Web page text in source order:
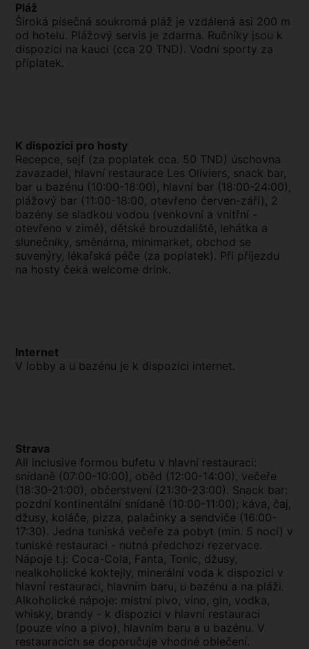
Pláž
Široká písečná soukromá pláž je vzdálená asi 200 m
od hotelu. Plážový servis je zdarma. Ručníky jsou k
dispozici na kauci (cca 20 TND). Vodní sporty za
příplatek.
K dispozici pro hosty
Recepce, sejf (za poplatek cca. 50 TND) úschovna
zavazadel, hlavní restaurace Les Oliviers, snack bar,
bar u bazénu (10:00-18:00), hlavní bar (18:00-24:00),
plážový bar (11:00-18:00, otevřeno červen-září), 2
bazény se sladkou vodou (venkovní a vnitřní -
otevřeno v zimě), dětské brouzdaliště, lehátka a
slunečníky, směnárna, minimarket, obchod se
suvenýry, lékařská péče (za poplatek). Při příjezdu
na hosty čeká welcome drink.
Internet
V lobby a u bazénu je k dispozici internet.
Strava
All inclusive formou bufetu v hlavní restauraci:
snídaně (07:00-10:00), oběd (12:00-14:00), večeře
(18:30-21:00), občerstvení (21:30-23:00). Snack bar:
pozdní kontinentální snídaně (10:00-11:00); káva, čaj,
džusy, koláče, pizza, palačinky a sendviče (16:00-
17:30). Jedna tuniská večeře za pobyt (min. 5 nocí) v
tuniské restauraci - nutná předchozí rezervace.
Nápoje t.j: Coca-Cola, Fanta, Tonic, džusy,
nealkoholické koktejly, minerální voda k dispozici v
hlavní restauraci, hlavním baru, u bazénu a na pláži.
Alkoholické nápoje: místní pivo, víno, gin, vodka,
whisky, brandy - k dispozici v hlavní restauraci
(pouze víno a pivo), hlavním baru a u bazénu. V
restauracích se doporučuje vhodné oblečení.